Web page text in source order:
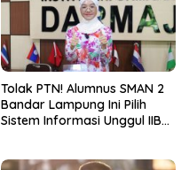
Tolak PTN! Alumnus SMAN 2
Bandar Lampung Ini Pilih
Sistem Informasi Unggul IIB